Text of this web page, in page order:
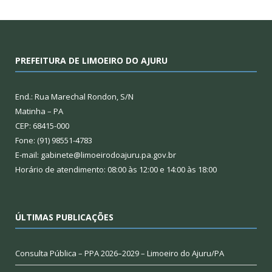
PREFEITURA DE LIMOEIRO DO AJURU
End.: Rua Marechal Rondon, S/N
Matinha – PA
CEP: 68415-000
Fone: (91) 98551-4783
E-mail: gabinete@limoeirodoajuru.pa.gov.br
Horário de atendimento: 08:00 às 12:00 e 14:00 às 18:00
ÚLTIMAS PUBLICAÇÕES
Consulta Pública – PPA 2026–2029 – Limoeiro do Ajuru/PA